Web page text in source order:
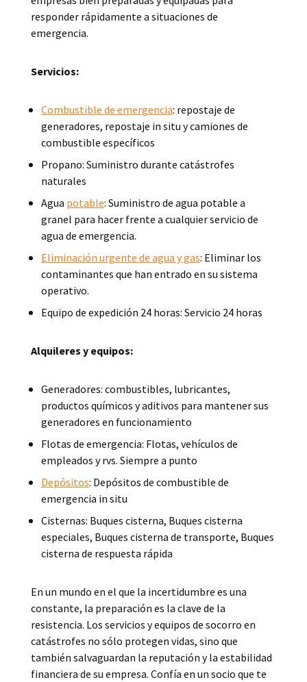
responder rápidamente a situaciones de
emergencia.
Servicios:
Combustible de emergencia: repostaje de
generadores, repostaje in situ y camiones de
combustible específicos
Propano: Suministro durante catástrofes
naturales
Agua potable: Suministro de agua potable a
granel para hacer frente a cualquier servicio de
agua de emergencia.
Eliminación urgente de agua y gas: Eliminar los
contaminantes que han entrado en su sistema
operativo.
Equipo de expedición 24 horas: Servicio 24 horas
Alquileres y equipos:
Generadores: combustibles, lubricantes,
productos químicos y aditivos para mantener sus
generadores en funcionamiento
Flotas de emergencia: Flotas, vehículos de
empleados y rvs. Siempre a punto
Depósitos: Depósitos de combustible de
emergencia in situ
Cisternas: Buques cisterna, Buques cisterna
especiales, Buques cisterna de transporte, Buques
cisterna de respuesta rápida
En un mundo en el que la incertidumbre es una
constante, la preparación es la clave de la
resistencia. Los servicios y equipos de socorro en
catástrofes no sólo protegen vidas, sino que
también salvaguardan la reputación y la estabilidad
financiera de su empresa. Confía en un socio que te